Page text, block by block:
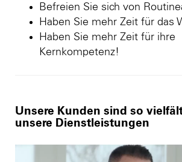
Befreien Sie sich von
Haben Sie mehr Zeit für das
Haben Sie mehr Zeit für ihre
Kernkompetenz!
Unsere Kunden sind so
unsere Dienstleistungen